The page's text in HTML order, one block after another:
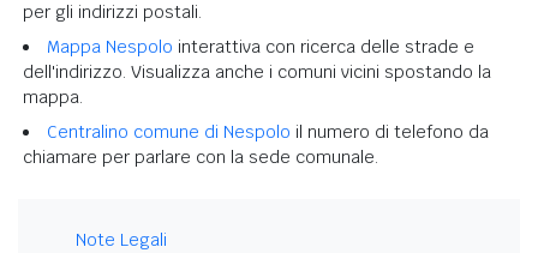
per gli indirizzi postali.
Mappa Nespolo interattiva con ricerca delle strade e
dell'indirizzo. Visualizza anche i comuni vicini spostando la
mappa.
Centralino comune di Nespolo il numero di telefono da
chiamare per parlare con la sede comunale.
Note Legali